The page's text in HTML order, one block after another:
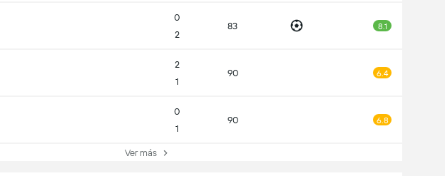
0
2
83 8.1
2
1
90 6.4
0
1
90 6.8
Ver más